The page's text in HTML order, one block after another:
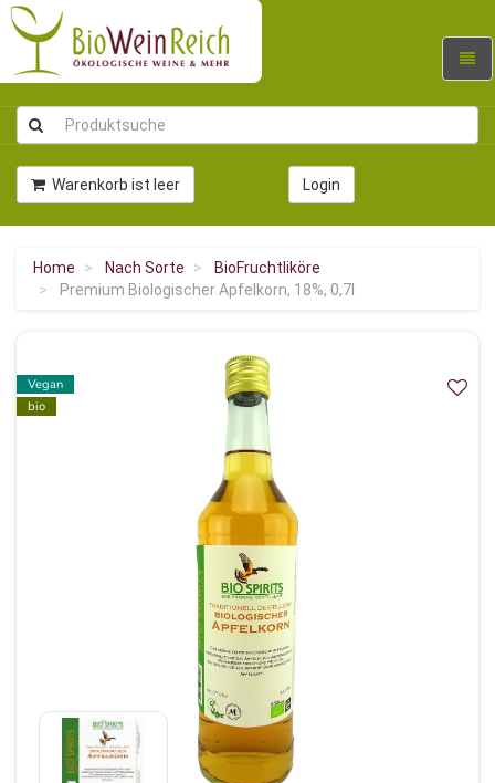
Warenkorb ist leer Login
Home Nach Sorte
BioFruchtliköre
Premium Biologischer Apfelkorn, 18%, 0,7l
Vegan
bio